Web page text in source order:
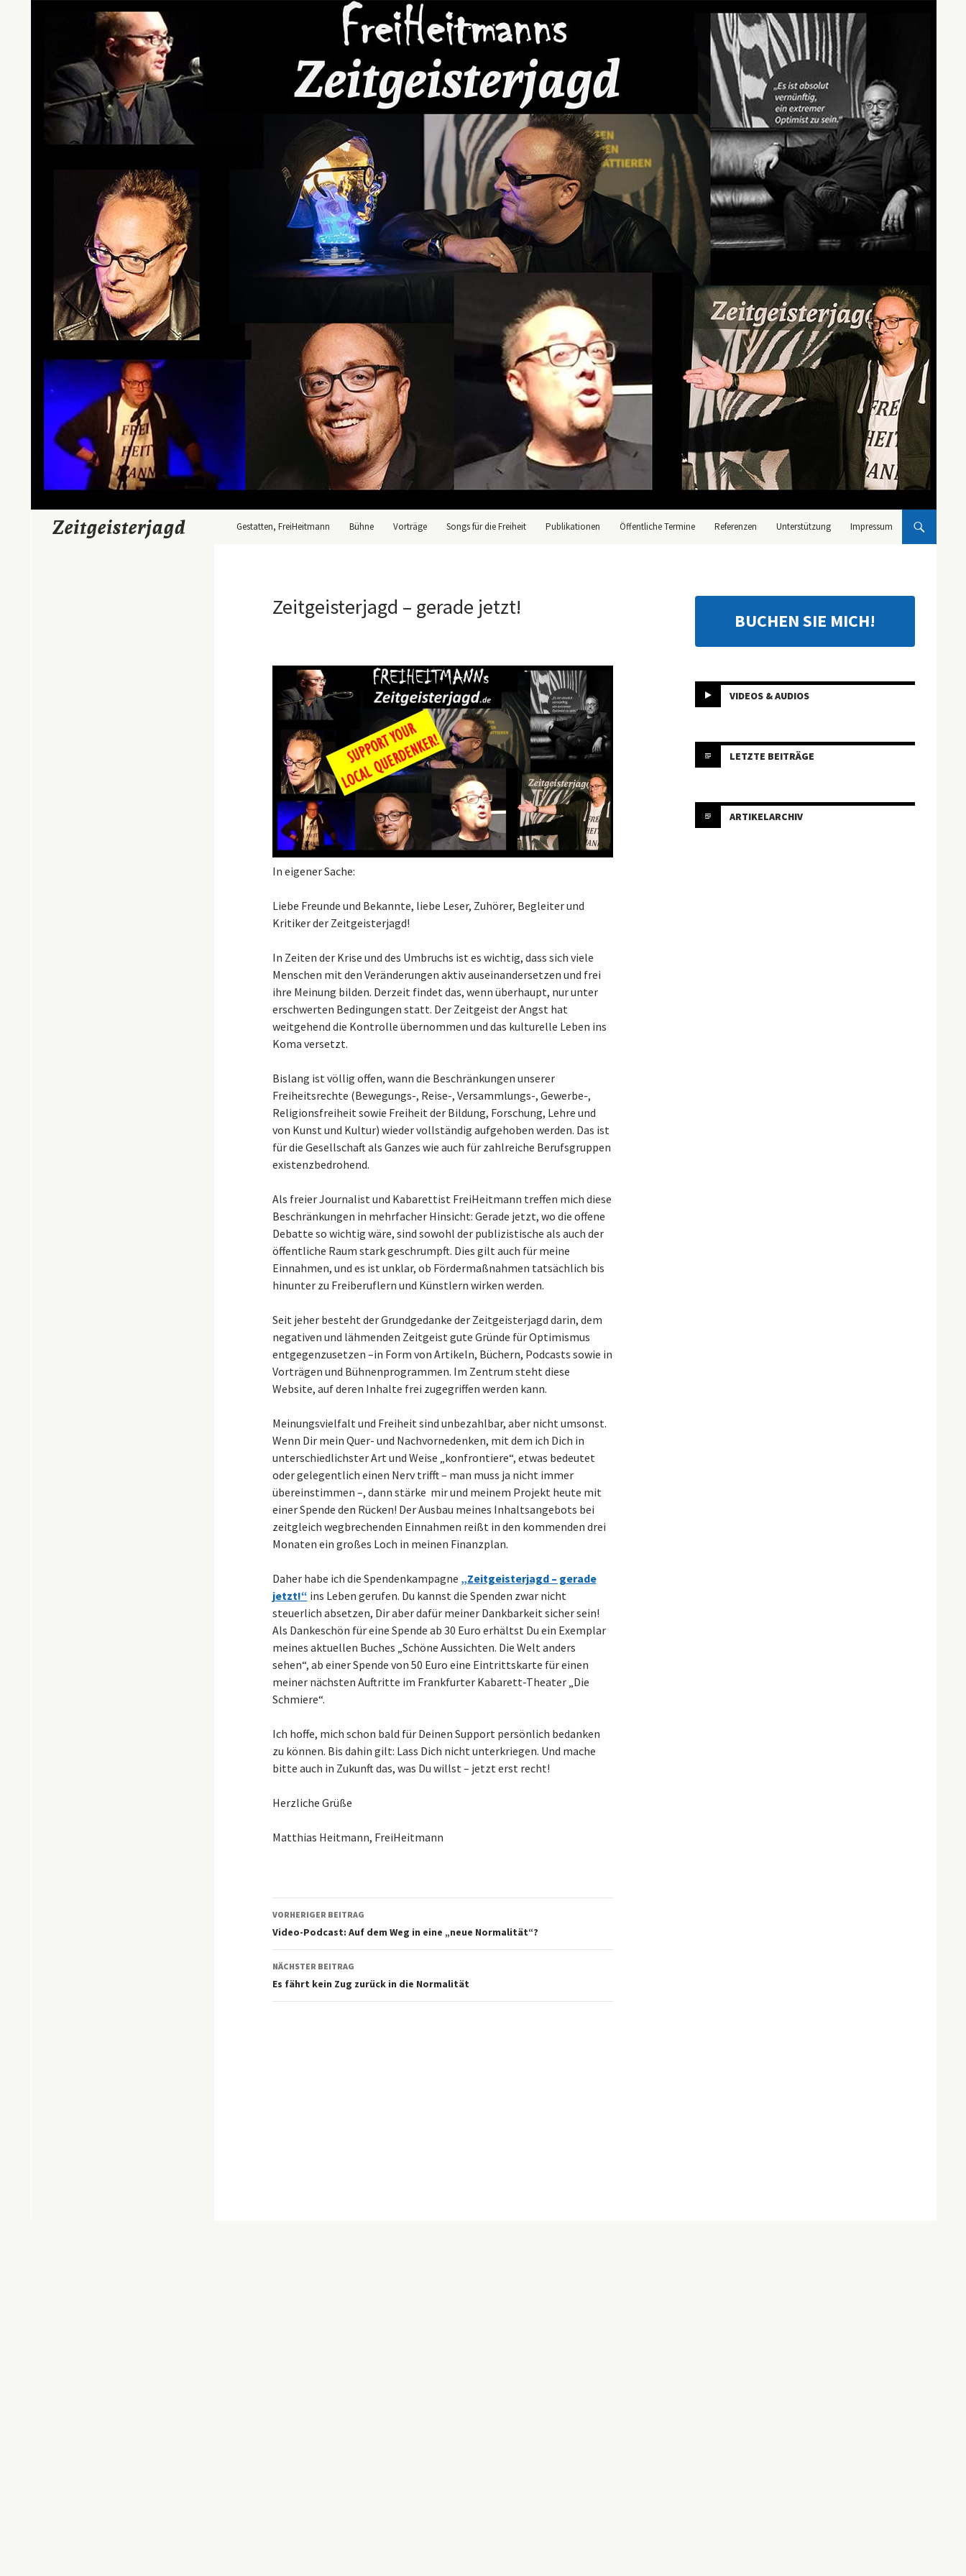
Zeitgeisterjagd
Suchen
Gestatten, FreiHeitmann
Bühne Vorträge Songs für die Freiheit Publikationen Öffentliche Termine Referenzen Unterstützung Impressum
Zeitgeisterjagd – gerade jetzt!
In eigener Sache:
Liebe Freunde und Bekannte, liebe Leser, Zuhörer, Begleiter und
Kritiker der Zeitgeisterjagd!
In Zeiten der Krise und des Umbruchs ist es wichtig, dass sich viele
Menschen mit den Veränderungen aktiv auseinandersetzen und frei
ihre Meinung bilden. Derzeit findet das, wenn überhaupt, nur unter
erschwerten Bedingungen statt. Der Zeitgeist der Angst hat
weitgehend die Kontrolle übernommen und das kulturelle Leben ins
Koma versetzt.
Bislang ist völlig offen, wann die Beschränkungen unserer
Freiheitsrechte (Bewegungs-, Reise-, Versammlungs-, Gewerbe-,
Religionsfreiheit sowie Freiheit der Bildung, Forschung, Lehre und
von Kunst und Kultur) wieder vollständig aufgehoben werden. Das ist
für die Gesellschaft als Ganzes wie auch für zahlreiche Berufsgruppen
existenzbedrohend.
Als freier Journalist und Kabarettist FreiHeitmann treffen mich diese
Beschränkungen in mehrfacher Hinsicht: Gerade jetzt, wo die offene
Debatte so wichtig wäre, sind sowohl der publizistische als auch der
öffentliche Raum stark geschrumpft. Dies gilt auch für meine
Einnahmen, und es ist unklar, ob Fördermaßnahmen tatsächlich bis
hinunter zu Freiberuflern und Künstlern wirken werden.
Seit jeher besteht der Grundgedanke der Zeitgeisterjagd darin, dem
negativen und lähmenden Zeitgeist gute Gründe für Optimismus
entgegenzusetzen –in Form von Artikeln, Büchern, Podcasts sowie in
Vorträgen und Bühnenprogrammen. Im Zentrum steht diese
Website, auf deren Inhalte frei zugegriffen werden kann.
Meinungsvielfalt und Freiheit sind unbezahlbar, aber nicht umsonst.
Wenn Dir mein Quer- und Nachvornedenken, mit dem ich Dich in
unterschiedlichster Art und Weise „konfrontiere“, etwas bedeutet
oder gelegentlich einen Nerv trifft – man muss ja nicht immer
übereinstimmen –, dann stärke mir und meinem Projekt heute mit
einer Spende den Rücken! Der Ausbau meines Inhaltsangebots bei
zeitgleich wegbrechenden Einnahmen reißt in den kommenden drei
Monaten ein großes Loch in meinen Finanzplan.
Daher habe ich die Spendenkampagne „Zeitgeisterjagd – gerade
jetzt!“ ins Leben gerufen. Du kannst die Spenden zwar nicht
steuerlich absetzen, Dir aber dafür meiner Dankbarkeit sicher sein!
Als Dankeschön für eine Spende ab 30 Euro erhältst Du ein Exemplar
meines aktuellen Buches „Schöne Aussichten. Die Welt anders
sehen“, ab einer Spende von 50 Euro eine Eintrittskarte für einen
meiner nächsten Auftritte im Frankfurter Kabarett-Theater „Die
Schmiere“.
Ich hoffe, mich schon bald für Deinen Support persönlich bedanken
zu können. Bis dahin gilt: Lass Dich nicht unterkriegen. Und mache
bitte auch in Zukunft das, was Du willst – jetzt erst recht!
Herzliche Grüße
Matthias Heitmann, FreiHeitmann
Beitragsnavigation
VORHERIGER BEITRAG
Video-Podcast: Auf dem Weg in eine „neue Normalität“?
NÄCHSTER BEITRAG
Es fährt kein Zug zurück in die Normalität
BUCHEN SIE MICH!
VIDEOS & AUDIOS
LETZTE BEITRÄGE
ARTIKELARCHIV